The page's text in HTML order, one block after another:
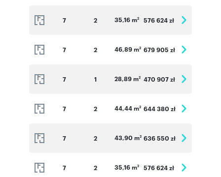
7 2 35,16 m2 576 624 zł
7 2 46,89 m2 679 905 zł
7 1 28,89 m2 470 907 zł
7 2 44,44 m2 644 380 zł
7 2 43,90 m2 636 550 zł
7 2 35,16 m2 576 624 zł